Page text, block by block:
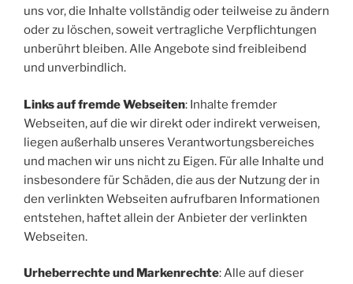
uns vor, die Inhalte vollständig oder teilweise zu ändern
oder zu löschen, soweit vertragliche Verpflichtungen
unberührt bleiben. Alle Angebote sind freibleibend
und unverbindlich.
Links auf fremde Webseiten: Inhalte fremder
Webseiten, auf die wir direkt oder indirekt verweisen,
liegen außerhalb unseres Verantwortungsbereiches
und machen wir uns nicht zu Eigen. Für alle Inhalte und
insbesondere für Schäden, die aus der Nutzung der in
den verlinkten Webseiten aufrufbaren Informationen
entstehen, haftet allein der Anbieter der verlinkten
Webseiten.
Urheberrechte und Markenrechte: Alle auf dieser